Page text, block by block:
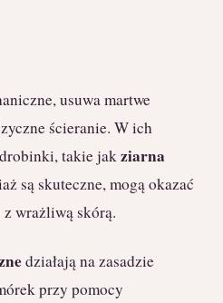
usuwa martwe
ścieranie. W ich
takie jakziarna
są skuteczne, mogą okazać
wrażliwą skórą.
działają na zasadzie
przy pomocy